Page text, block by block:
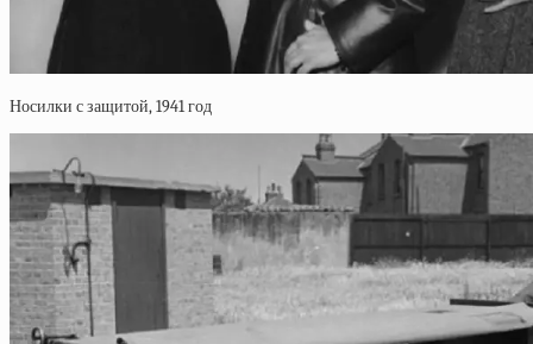
Носилки с защитой, 1941 год